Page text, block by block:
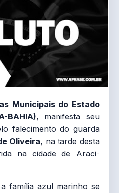
Municipais do Estado
BAHIA), manifesta seu
falecimento do guarda
Oliveira, na tarde desta
na cidade de Araci-
família azul marinho se